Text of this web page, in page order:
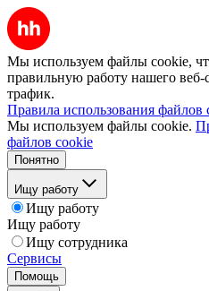
Мы используем файлы cookie,
правильную работу нашего веб-
трафик.
Правила использования файлов
Мы используем файлы cookie.
файлов cookie
Понятно
Ищу работу
Ищу работу
Ищу работу
Ищу сотрудника
Сервисы
Помощь